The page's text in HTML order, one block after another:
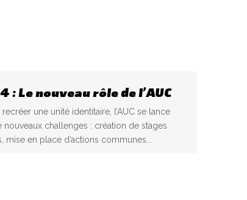
: Le nouveau rôle de l’AUC
une unité identitaire, l’AUC se lance
nouveaux challenges : création de stages
mise en place d’actions communes...